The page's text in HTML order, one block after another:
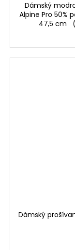
Dámský
Alpine Pro 50%
47,5 cm
Dámský